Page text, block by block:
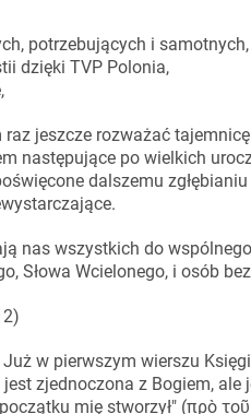
potrzebujących i samotnych,
dzięki TVP Polonia,
jeszcze rozważać
następujące po wielkich
dalszemu
nas wszystkich do
Słowa Wcielonego, i osób
w pierwszym wierszu
zjednoczona z Bogiem, ale
mię stworzył" (πρὸ τοῦ